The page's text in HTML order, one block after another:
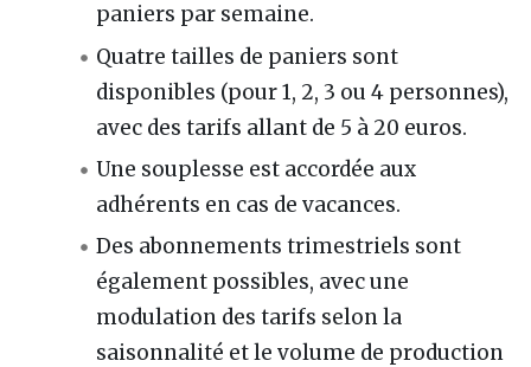
paniers par semaine.
Quatre tailles de paniers sont
disponibles (pour 1, 2, 3 ou 4 personnes),
avec des tarifs allant de 5 à 20 euros.
Une souplesse est accordée aux
adhérents en cas de vacances.
Des abonnements trimestriels sont
également possibles, avec une
modulation des tarifs selon la
saisonnalité et le volume de production